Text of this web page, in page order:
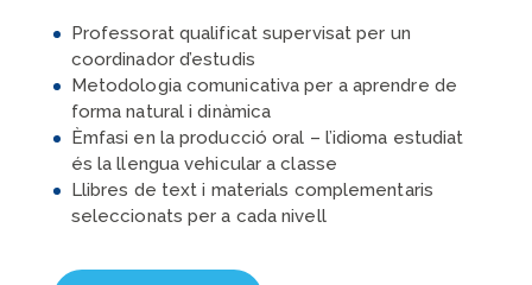
Professorat qualificat supervisat per un
coordinador d’estudis
Metodologia comunicativa per a aprendre de
forma natural i dinàmica
Èmfasi en la producció oral – l’idioma estudiat
és la llengua vehicular a classe
Llibres de text i materials complementaris
seleccionats per a cada nivell